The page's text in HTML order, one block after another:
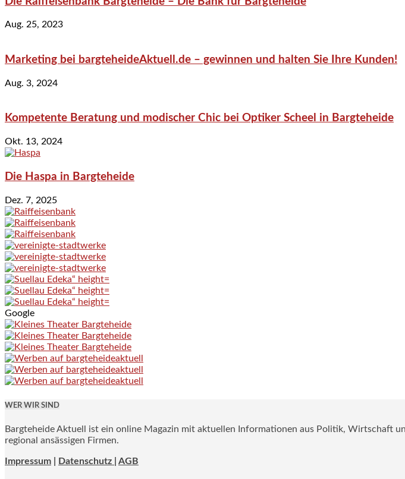
Aug. 25, 2023
Marketing bei bargteheideAktuell.de – gewinnen und halten Sie Ihre Kunden!
Aug. 3, 2024
Kompetente Beratung und modischer Chic bei Optiker Scheel in Bargteheide
Okt. 13, 2024
Die Haspa in Bargteheide
Dez. 7, 2025
Google
WER WIR SIND
Bargteheide Aktuell ist ein online Magazin mit aktuellen Informationen aus Politik, Wirtschaft
regional ansässigen Firmen.
Impressum Datenschutz | AGB